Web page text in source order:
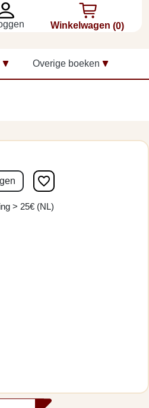
Winkelwagen (0)
Overige boeken
favorite_border
> 25€ (NL)